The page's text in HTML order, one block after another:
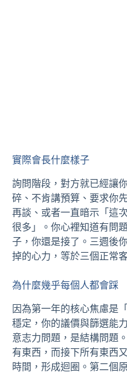
實際會長什麼樣子
詢問階段，對方就已經讓
碎、不肯講預算、要求你
再談、或者一直暗示「這
很多」。你心裡知道有問
子，你還是接了。三週後
掉的心力，等於三個正常
為什麼幾乎每個人都會踩
因為第一年的核心焦慮是
穩定，你的議價與篩選能
意志力問題，是結構問題
有東西，而接下所有東西
時間，形成迴圈。第二個